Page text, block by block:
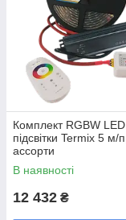
Комплект RGBW LED
підсвітки Termix 5 м/п,
ассорти
В наявності
12 432 ₴